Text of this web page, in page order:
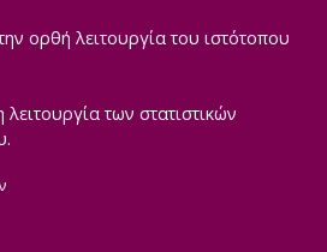
ορθή λειτουργία του ιστότοπου
των στατιστικών